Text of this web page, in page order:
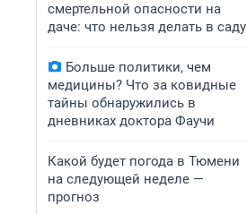
смертельной опасности на
даче: что нельзя делать в саду
Больше политики, чем
медицины? Что за ковидные
тайны обнаружились в
дневниках доктора Фаучи
Какой будет погода в Тюмени
на следующей неделе —
прогноз